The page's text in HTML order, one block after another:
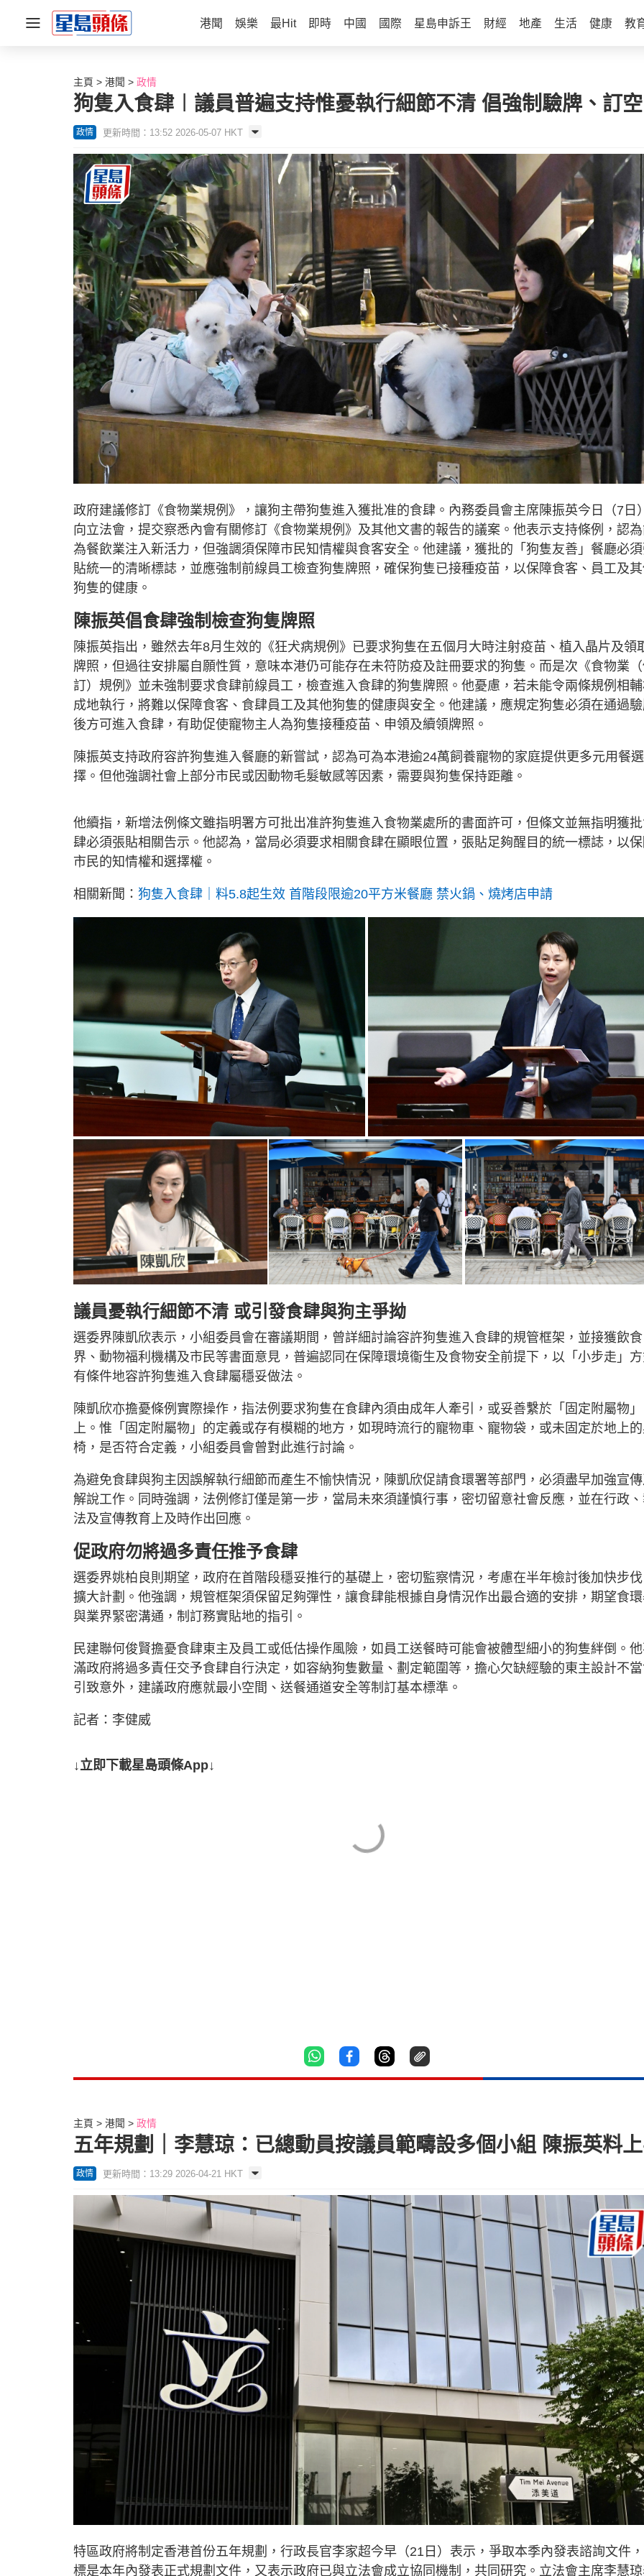
港聞 娛樂 最Hit 即時 中國 國際 星島申訴王 財經 地產 生活 健康 教
主頁 港聞 政情
狗隻入食肆︱議員普遍支持惟憂執行細節不清 倡強制驗牌、訂
政情 更新時間：13:52 2026-05-07 HKT
政府建議修訂《食物業規例》，讓狗主帶狗隻進入獲批准的食肆。內務委員會主席陳振英今日（7日
向立法會，提交察悉內會有關修訂《食物業規例》及其他文書的報告的議案。他表示支持條例，認
為餐飲業注入新活力，但強調須保障市民知情權與食客安全。他建議，獲批的「狗隻友善」餐廳必
貼統一的清晰標誌，並應強制前線員工檢查狗隻牌照，確保狗隻已接種疫苗，以保障食客、員工及
狗隻的健康。
陳振英倡食肆強制檢查狗隻牌照
陳振英指出，雖然去年8月生效的《狂犬病規例》已要求狗隻在五個月大時注射疫苗、植入晶片及領
牌照，但過往安排屬自願性質，意味本港仍可能存在未符防疫及註冊要求的狗隻。而是次《食物業
訂）規例》並未強制要求食肆前線員工，檢查進入食肆的狗隻牌照。他憂慮，若未能令兩條規例相
成地執行，將難以保障食客、食肆員工及其他狗隻的健康與安全。他建議，應規定狗隻必須在通過
後方可進入食肆，有助促使寵物主人為狗隻接種疫苗、申領及續領牌照。
陳振英支持政府容許狗隻進入餐廳的新嘗試，認為可為本港逾24萬飼養寵物的家庭提供更多元用餐選
擇。但他強調社會上部分市民或因動物毛髮敏感等因素，需要與狗隻保持距離。
他續指，新增法例條文雖指明署方可批出准許狗隻進入食物業處所的書面許可，但條文並無指明獲
肆必須張貼相關告示。他認為，當局必須要求相關食肆在顯眼位置，張貼足夠醒目的統一標誌，以
市民的知情權和選擇權。
相關新聞： 狗隻入食肆｜料5.8起生效 首階段限逾20平方米餐廳 禁火鍋、燒烤店申請
議員憂執行細節不清 或引發食肆與狗主爭拗
選委界陳凱欣表示，小組委員會在審議期間，曾詳細討論容許狗隻進入食肆的規管框架，並接獲飲食
界、動物福利機構及市民等書面意見，普遍認同在保障環境衞生及食物安全前提下，以「小步走」
有條件地容許狗隻進入食肆屬穩妥做法。
陳凱欣亦擔憂條例實際操作，指法例要求狗隻在食肆內須由成年人牽引，或妥善繫於「固定附屬物」
上。惟「固定附屬物」的定義或存有模糊的地方，如現時流行的寵物車、寵物袋，或未固定於地上
椅，是否符合定義，小組委員會曾對此進行討論。
為避免食肆與狗主因誤解執行細節而產生不愉快情況，陳凱欣促請食環署等部門，必須盡早加強宣
解說工作。同時強調，法例修訂僅是第一步，當局未來須謹慎行事，密切留意社會反應，並在行政
法及宣傳教育上及時作出回應。
促政府勿將過多責任推予食肆
選委界姚柏良則期望，政府在首階段穩妥推行的基礎上，密切監察情況，考慮在半年檢討後加快步
擴大計劃。他強調，規管框架須保留足夠彈性，讓食肆能根據自身情況作出最合適的安排，期望食
與業界緊密溝通，制訂務實貼地的指引。
民建聯何俊賢擔憂食肆東主及員工或低估操作風險，如員工送餐時可能會被體型細小的狗隻絆倒。
滿政府將過多責任交予食肆自行決定，如容納狗隻數量、劃定範圍等，擔心欠缺經驗的東主設計不
引致意外，建議政府應就最小空間、送餐通道安全等制訂基本標準。
記者：李健威
↓立即下載星島頭條App↓
主頁 港聞 政情
五年規劃｜李慧琼：已總動員按議員範疇設多個小組 陳振英料
政情 更新時間：13:29 2026-04-21 HKT
特區政府將制定香港首份五年規劃，行政長官李家超今早（21日）表示，爭取本季內發表諮詢文件
標是本年內發表正式規劃文件，又表示政府已與立法會成立協同機制，共同研究。立法會主席李慧